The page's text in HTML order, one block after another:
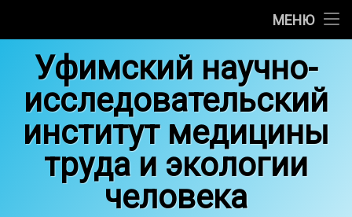
МЕНЮ
Научные отделы
Медицинская деятельность
Основные сведения об образовательной деятельности
Общество гигиенистов, токсикологов и санитарных
содержимомуУфимский научно-
исследовательский
институт медицины
труда и экологии
человека